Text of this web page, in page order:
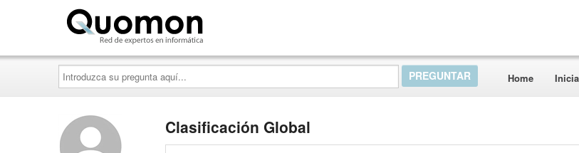
Introduzca
su
pregunta
aquí...
Home
Clasificación Global